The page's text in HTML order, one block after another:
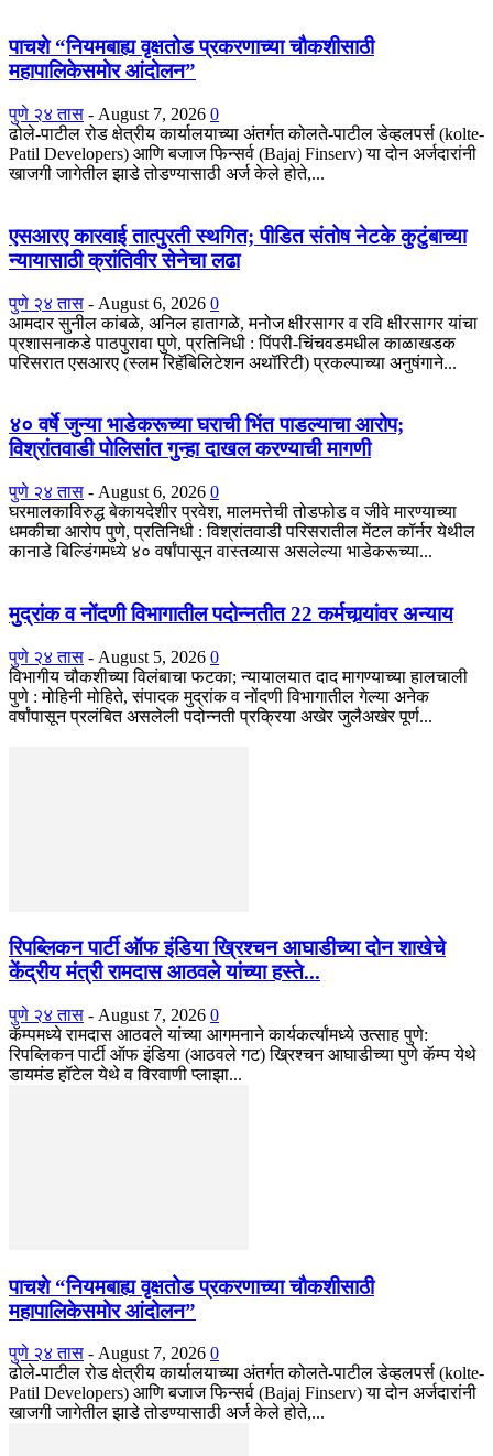
पाचशे “नियमबाह्य वृक्षतोड प्रकरणाच्या चौकशीसाठी
महापालिकेसमोर आंदोलन”
पुणे २४ तास - August 7, 2026 0
ढोले-पाटील रोड क्षेत्रीय कार्यालयाच्या अंतर्गत कोलते-पाटील डेव्हलपर्स (kolte-
Patil Developers) आणि बजाज फिन्सर्व (Bajaj Finserv) या दोन अर्जदारांनी
खाजगी जागेतील झाडे तोडण्यासाठी अर्ज केले होते,...
एसआरए कारवाई तात्पुरती स्थगित; पीडित संतोष नेटके कुटुंबाच्या
न्यायासाठी क्रांतिवीर सेनेचा लढा
पुणे २४ तास - August 6, 2026 0
आमदार सुनील कांबळे, अनिल हातागळे, मनोज क्षीरसागर व रवि क्षीरसागर यांचा
प्रशासनाकडे पाठपुरावा पुणे, प्रतिनिधी : पिंपरी-चिंचवडमधील काळाखडक
परिसरात एसआरए (स्लम रिहॅबिलिटेशन अथॉरिटी) प्रकल्पाच्या अनुषंगाने...
४० वर्षे जुन्या भाडेकरूच्या घराची भिंत पाडल्याचा आरोप;
विश्रांतवाडी पोलिसांत गुन्हा दाखल करण्याची मागणी
पुणे २४ तास - August 6, 2026 0
घरमालकाविरुद्ध बेकायदेशीर प्रवेश, मालमत्तेची तोडफोड व जीवे मारण्याच्या
धमकीचा आरोप पुणे, प्रतिनिधी : विश्रांतवाडी परिसरातील मेंटल कॉर्नर येथील
कानाडे बिल्डिंगमध्ये ४० वर्षांपासून वास्तव्यास असलेल्या भाडेकरूच्या...
मुद्रांक व नोंदणी विभागातील पदोन्नतीत 22 कर्मचार्‍यांवर अन्याय
पुणे २४ तास - August 5, 2026 0
विभागीय चौकशीच्या विलंबाचा फटका; न्यायालयात दाद मागण्याच्या हालचाली
पुणे : मोहिनी मोहिते, संपादक मुद्रांक व नोंदणी विभागातील गेल्या अनेक
वर्षांपासून प्रलंबित असलेली पदोन्नती प्रक्रिया अखेर जुलैअखेर पूर्ण...
रिपब्लिकन पार्टी ऑफ इंडिया ख्रिश्चन आघाडीच्या दोन शाखेचे
केंद्रीय मंत्री रामदास आठवले यांच्या हस्ते...
पुणे २४ तास - August 7, 2026 0
कॅम्पमध्ये रामदास आठवले यांच्या आगमनाने कार्यकर्त्यांमध्ये उत्साह पुणे:
रिपब्लिकन पार्टी ऑफ इंडिया (आठवले गट) ख्रिश्चन आघाडीच्या पुणे कॅम्प येथे
डायमंड हॉटेल येथे व विरवाणी प्लाझा...
पाचशे “नियमबाह्य वृक्षतोड प्रकरणाच्या चौकशीसाठी
महापालिकेसमोर आंदोलन”
पुणे २४ तास - August 7, 2026 0
ढोले-पाटील रोड क्षेत्रीय कार्यालयाच्या अंतर्गत कोलते-पाटील डेव्हलपर्स (kolte-
Patil Developers) आणि बजाज फिन्सर्व (Bajaj Finserv) या दोन अर्जदारांनी
खाजगी जागेतील झाडे तोडण्यासाठी अर्ज केले होते,...